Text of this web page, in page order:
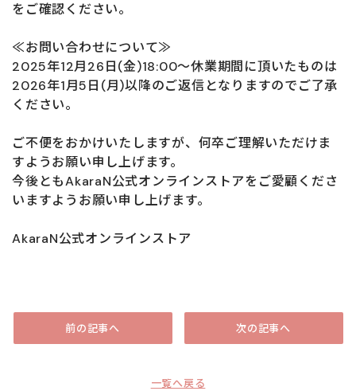
をご確認ください。
≪お問い合わせについて≫
2025年12月26日(金)18:00～休業期間に頂いたものは
2026年1月5日(月)以降のご返信となりますのでご了承
ください。
ご不便をおかけいたしますが、何卒ご理解いただけま
すようお願い申し上げます。
今後ともAkaraN公式オンラインストアをご愛顧くださ
いますようお願い申し上げます。
AkaraN公式オンラインストア
前の記事へ
一覧へ戻る
次の記事へ